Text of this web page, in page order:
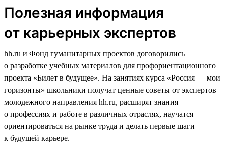
Полезная информация
от карьерных экспертов
hh.ru и Фонд гуманитарных проектов договорились
о разработке учебных материалов для профориентационного
проекта «Билет в будущее». На занятиях курса «Россия — мои
горизонты» школьники получат ценные советы от экспертов
молодежного направления hh.ru, расширят знания
о профессиях и работе в различных отраслях, научатся
ориентироваться на рынке труда и делать первые шаги
к будущей карьере.